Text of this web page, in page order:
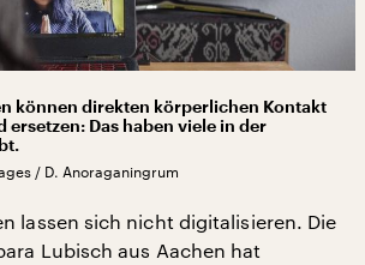
können direkten körperlichen Kontakt
ersetzen: Das haben viele in der
/ D. Anoraganingrum
lassen sich nicht digitalisieren. Die
Lubisch aus Aachen hat